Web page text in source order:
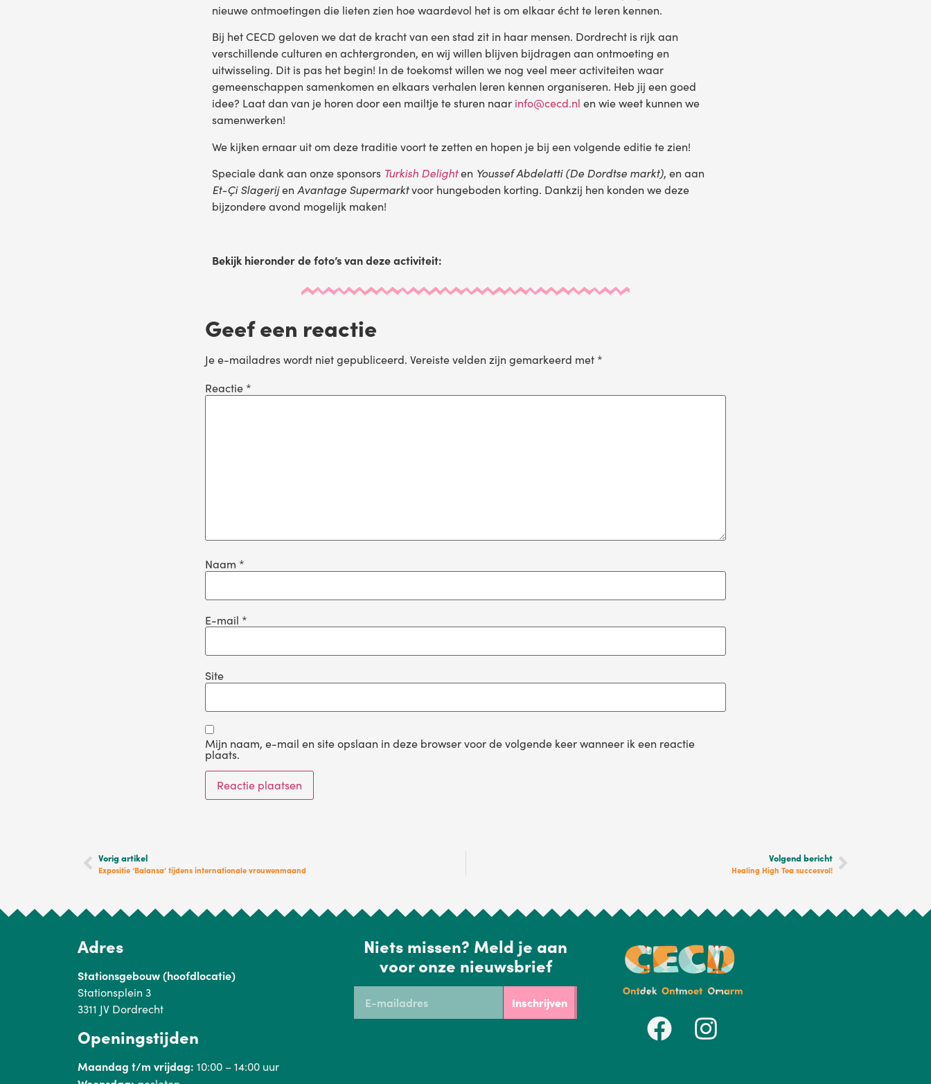
nieuwe ontmoetingen die lieten zien hoe waardevol het is om elkaar écht te leren kennen.
Bij het CECD geloven we dat de kracht van een stad zit in haar mensen. Dordrecht is rijk aan
verschillende culturen en achtergronden, en wij willen blijven bijdragen aan ontmoeting en
uitwisseling. Dit is pas het begin! In de toekomst willen we nog veel meer activiteiten waar
gemeenschappen samenkomen en elkaars verhalen leren kennen organiseren. Heb jij een goed
idee? Laat dan van je horen door een mailtje te sturen naar info@cecd.nl en wie weet kunnen we
samenwerken!
We kijken ernaar uit om deze traditie voort te zetten en hopen je bij een volgende editie te zien!
Speciale dank aan onze sponsors Turkish Delighten Youssef Abdelatti (De Dordtse markt), en aan
Et-Çi Slagerijen Avantage Supermarktvoor hungeboden korting. Dankzij hen konden we deze
bijzondere avond mogelijk maken!
Bekijk hieronder de foto’s van deze activiteit:
Geef een reactie
Je e-mailadres wordt niet gepubliceerd. Vereiste velden zijn gemarkeerd met *
Reactie *
Naam *
E-mail *
Site
Mijn naam, e-mail en site opslaan in deze browser voor de volgende keer wanneer ik een reactie
plaats.
Vorig artikel
Expositie ‘Balansa‘ tijdens internationale vrouwenmaand
Volgend bericht
Healing High Tea succesvol!
Adres
Stationsgebouw (hoofdlocatie)
Stationsplein 3
3311 JV Dordrecht
Openingstijden
Maandag t/m vrijdag: 10:00 – 14:00 uur
Niets missen? Meld je aan
voor onze nieuwsbrief
Inschrijven